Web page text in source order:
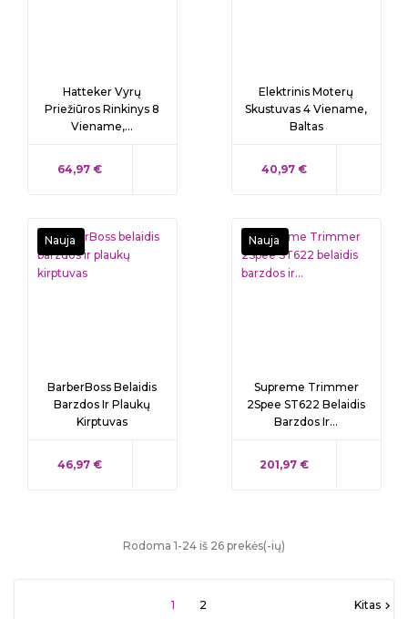
Hatteker Vyrų
Priežiūros Rinkinys 8
Viename,...
KAINA
64,97 €
Elektrinis Moterų
Skustuvas 4 Viename,
Baltas
KAINA
40,97 €
BarberBoss Belaidis
Barzdos Ir Plaukų
Kirptuvas
KAINA
46,97 €
Nauja
Supreme Trimmer
2Spee ST622 Belaidis
Barzdos Ir...
KAINA
201,97 €
Nauja
Rodoma 1-24 iš 26 prekės(-ių)
1 2 Kitas 